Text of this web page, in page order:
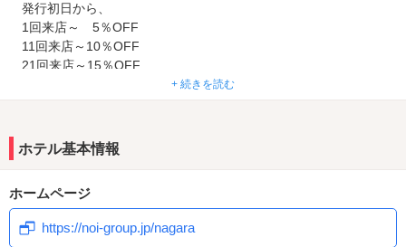
発行初日から、
1回来店～ 5％OFF
11回来店～10％OFF
21回来店～15％OFF
31回来店～以降ずーっと客室料金20％OFF
②記念日40％OFF
④溜まったポイントで豪華商品と交換
（対象部屋：201、202、211、301、302、311、401、402、411号
酵素をたっぷり含んだ無数の超微細な泡が、身体の汚れをきれいに
+ 続きを読む
ホテル基本情報
ホームページ
https://noi-group.jp/nagara